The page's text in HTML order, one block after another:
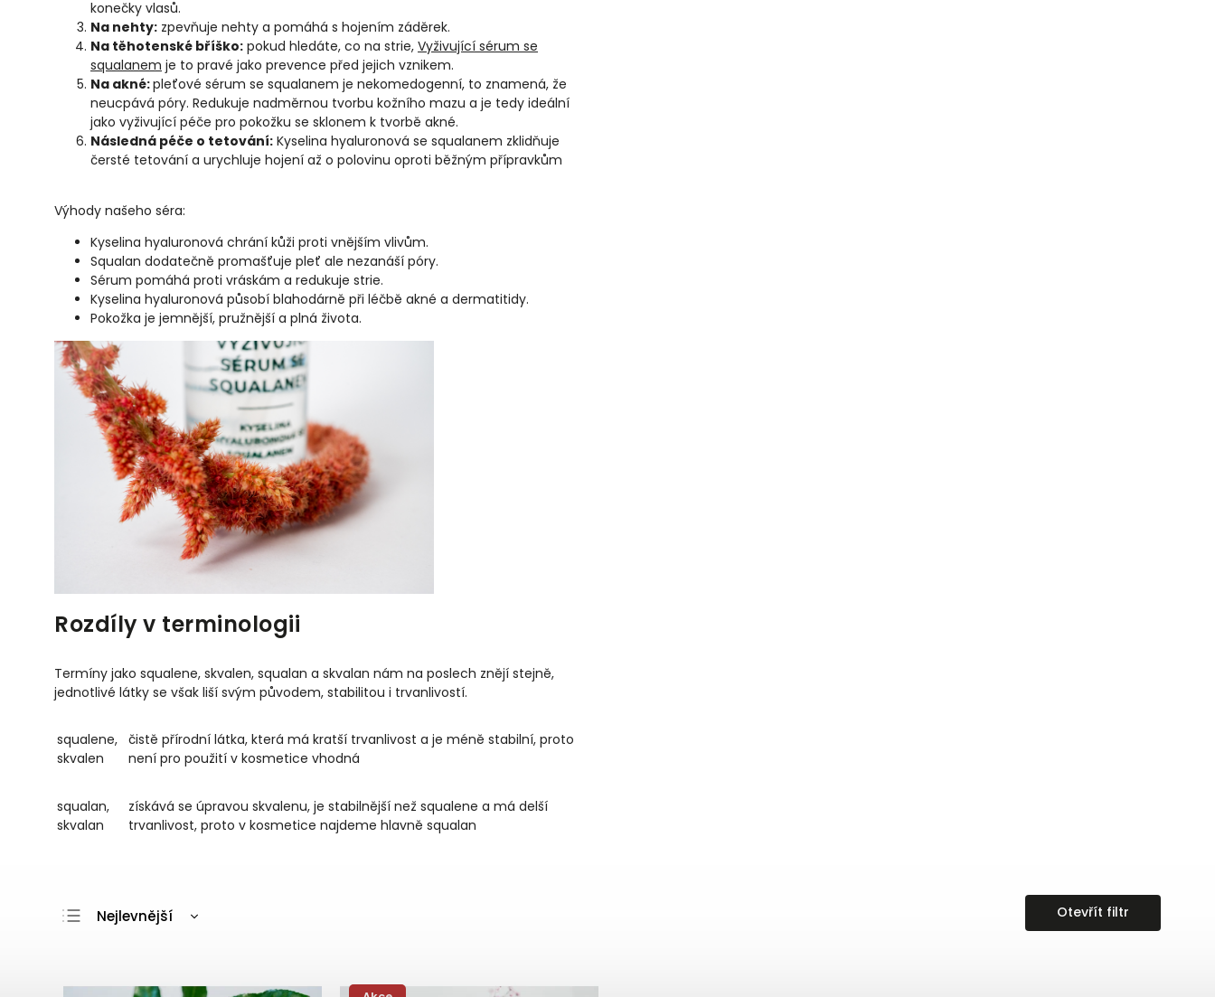
konečky vlasů.
Na nehty: zpevňuje nehty a pomáhá s hojením záděrek.
Na těhotenské bříško: pokud hledáte, co na strie, Vyživující sérum se
squalanem je to pravé jako prevence před jejich vznikem.
Na akné:pleťové sérum se squalanem je nekomedogenní, to znamená, že
neucpává póry. Redukuje nadměrnou tvorbu kožního mazu a je tedy ideální
jako vyživující péče pro pokožku se sklonem k tvorbě akné.
Následná péče o tetování: Kyselina hyaluronová se squalanem zklidňuje
čersté tetování a urychluje hojení až o polovinu oproti běžným přípravkům
Výhody našeho séra:
Kyselina hyaluronová chrání kůži proti vnějším vlivům.
Squalan dodatečně promašťuje pleť ale nezanáší póry.
Sérum pomáhá proti vráskám a redukuje strie.
Kyselina hyaluronová působí blahodárně při léčbě akné a dermatitidy.
Pokožka je jemnější, pružnější a plná života.
Rozdíly v terminologii
Termíny jako squalene, skvalen, squalan a skvalan nám na poslech znějí stejně,
jednotlivé látky se však liší svým původem, stabilitou i trvanlivostí.
squalene,
skvalen
čistě přírodní látka, která má kratší trvanlivost a je méně stabilní, proto
není pro použití v kosmetice vhodná
squalan,
skvalan
získává se úpravou skvalenu, je stabilnější než squalene a má delší
trvanlivost, proto v kosmetice najdeme hlavně squalan
Nejlevnější
Otevřít filtr